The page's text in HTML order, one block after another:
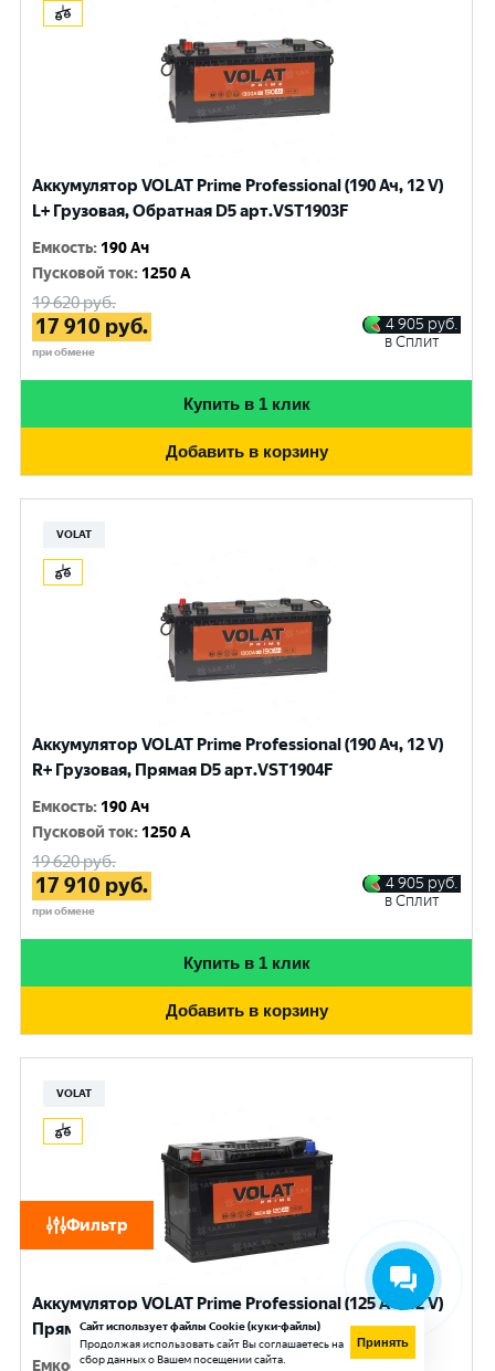
Фильтр
Аккумулятор VOLAT Prime Professional (190 Ач, 12 V)
L+ Грузовая, Обратная D5 арт.VST1903F
Емкость: 190 Ач
Пусковой ток: 1250 A
19 620руб.
17 910 руб.
при обмене
4 905 руб.
в Сплит
Купить в 1 клик
Добавить в корзину
VOLAT
Аккумулятор VOLAT Prime Professional (190 Ач, 12 V)
R+ Грузовая, Прямая D5 арт.VST1904F
Емкость: 190 Ач
Пусковой ток: 1250 A
19 620руб.
17 910 руб.
при обмене
4 905 руб.
в Сплит
Купить в 1 клик
Добавить в корзину
VOLAT
Аккумулятор VOLAT Prime Professional (125 Ач, 12 V)
Прямая, L+ D2 арт.VST1251
Емкость:125 Ач
Сайт использует файлы Cookie (куки-файлы)
Продолжая использовать сайт Вы соглашаетесь на
сбор данных о Вашем посещении сайта.
Принять